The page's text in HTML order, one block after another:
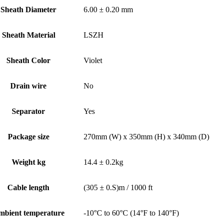
Sheath Diameter 6.00 ± 0.20 mm
Sheath Material LSZH
Sheath Color Violet
Drain wire No
Separator Yes
Package size 270mm (W) x 350mm (H) x 340mm (D)
Weight kg 14.4 ± 0.2kg
Cable length (305 ± 0.S)m / 1000 ft
temperature -10°C to 60°C (14°F to 140°F)